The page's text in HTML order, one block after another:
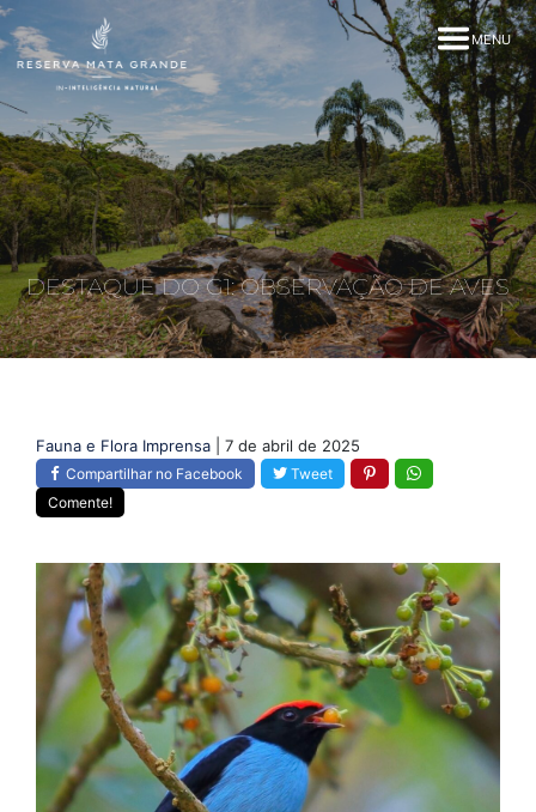
MENU
DESTAQUE DO G1: OBSERVAÇÃO DE AVES
Fauna e Flora Imprensa | 7 de abril de 2025
Compartilhar no Facebook
Tweet
Comente!